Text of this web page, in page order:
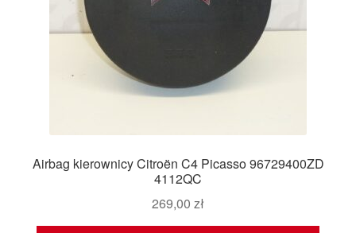
Airbag kierownicy Citroën C4 Picasso 96729400ZD
4112QC
269,00 zł